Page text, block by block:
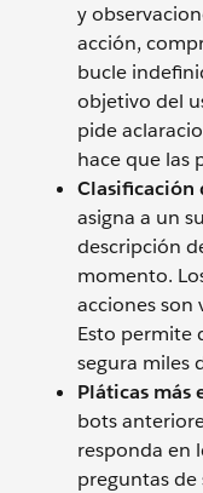
y
acción,
bucle
objetivo del
pide
hace que las
Clasificación
asigna a un
descripción
momento.
acciones son
Esto permite
segura miles
Pláticas más
bots
responda en
preguntas